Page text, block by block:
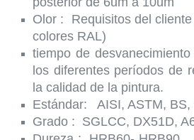
Olor :
Requisitos del
colores RAL)
tiempo de desvanecimiento
los diferentes períodos de
la calidad de la pintura.
Estándar:
AISI, ASTM,
Grado : SGLCC, DX51D,